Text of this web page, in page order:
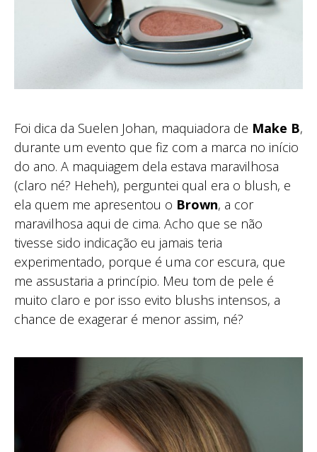
Foi dica da Suelen Johan, maquiadora de Make B,
durante um evento que fiz com a marca no início
do ano. A maquiagem dela estava maravilhosa
(claro né? Heheh), perguntei qual era o blush, e
ela quem me apresentou o Brown, a cor
maravilhosa aqui de cima. Acho que se não
tivesse sido indicação eu jamais teria
experimentado, porque é uma cor escura, que
me assustaria a princípio. Meu tom de pele é
muito claro e por isso evito blushs intensos, a
chance de exagerar é menor assim, né?